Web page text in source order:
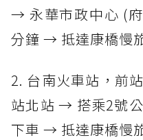
→ 永華市政中心 (
分鐘 → 抵達康橋慢
2. 台南火車站，前
站北站 → 搭乘2號
下車 → 抵達康橋慢